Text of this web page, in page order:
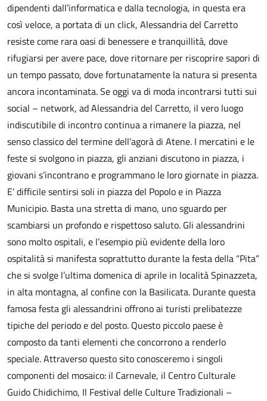
dipendenti dall’informatica e dalla tecnologia, in questa era
così veloce, a portata di un click, Alessandria del Carretto
resiste come rara oasi di benessere e tranquillità, dove
rifugiarsi per avere pace, dove ritornare per riscoprire sapori di
un tempo passato, dove fortunatamente la natura si presenta
ancora incontaminata. Se oggi va di moda incontrarsi tutti sui
social – network, ad Alessandria del Carretto, il vero luogo
indiscutibile di incontro continua a rimanere la piazza, nel
senso classico del termine dell’agorà di Atene. I mercatini e le
feste si svolgono in piazza, gli anziani discutono in piazza, i
giovani s’incontrano e programmano le loro giornate in piazza.
E’ difficile sentirsi soli in piazza del Popolo e in Piazza
Municipio. Basta una stretta di mano, uno sguardo per
scambiarsi un profondo e rispettoso saluto. Gli alessandrini
sono molto ospitali, e l’esempio più evidente della loro
ospitalità si manifesta soprattutto durante la festa della “Pita”
che si svolge l’ultima domenica di aprile in località Spinazzeta,
in alta montagna, al confine con la Basilicata. Durante questa
famosa festa gli alessandrini offrono ai turisti prelibatezze
tipiche del periodo e del posto. Questo piccolo paese è
composto da tanti elementi che concorrono a renderlo
speciale. Attraverso questo sito conosceremo i singoli
componenti del mosaico: il Carnevale, il Centro Culturale
Guido Chidichimo, Il Festival delle Culture Tradizionali –